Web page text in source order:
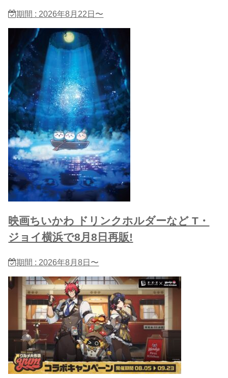
期間 : 2026年8月22日〜
映画ちいかわ ドリンクホルダーなど T・
ジョイ横浜で8月8日再販!
期間 : 2026年8月8日〜